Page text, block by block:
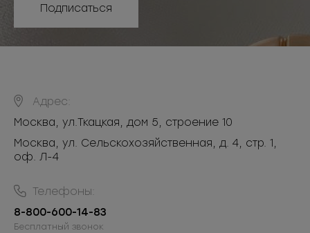
Подписаться
Адрес:
Москва, ул.Ткацкая, дом 5, строение 10
Москва, ул. Сельскохозяйственная, д. 4, стр. 1,
оф. Л-4
Телефоны:
8-800-600-14-83
Бесплатный звонок